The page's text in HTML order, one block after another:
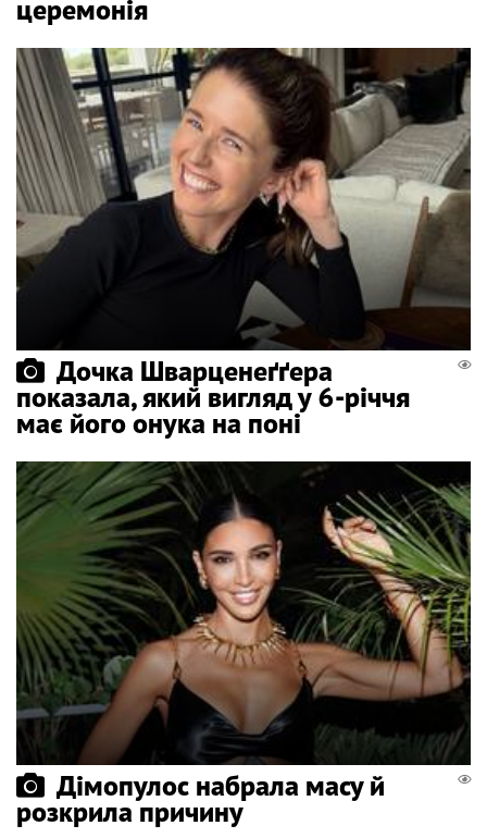
церемонія
Дочка Шварценеґґера
показала, який вигляд у 6-річчя
має його онука на поні
Дімопулос набрала масу й
розкрила причину